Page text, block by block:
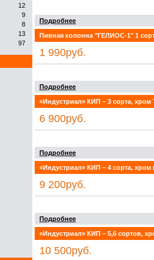
12
9
8
13
97
Подробнее
Пивная колонна "ГЕЛИОС-1" 1
1 990руб.
Подробнее
«Индустриал» КИП – 3 сорта, хром
6 900руб.
Подробнее
«Индустриал» КИП – 4 сорта, хром
9 200руб.
Подробнее
«Индустриал» КИП – 5,6 сортов,
10 500руб.